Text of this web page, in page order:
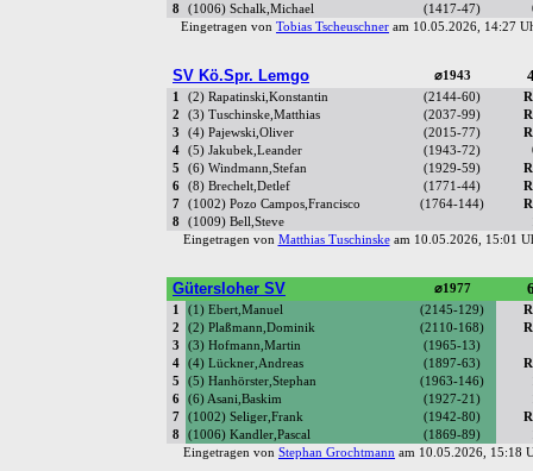
8
(1006) Schalk,Michael (1417-47)
Eingetragen von Tobias Tscheuschner am 10.05.2026, 14:27
SV Kö.Spr. Lemgo ⌀1943
1 (2) Rapatinski,Konstantin (2144-60)
2
(3) Tuschinske,Matthias (2037-99)
3
(4) Pajewski,Oliver (2015-77)
4
(5) Jakubek,Leander (1943-72)
5
(6) Windmann,Stefan (1929-59)
6
(8) Brechelt,Detlef (1771-44)
7
(1002) Pozo Campos,Francisco (1764-144)
8
(1009) Bell,Steve
Eingetragen von Matthias Tuschinskeam 10.05.2026, 15:01
Gütersloher SV ⌀1977
1 (1) Ebert,Manuel (2145-129)
2
(2) Plaßmann,Dominik (2110-168)
3
(3) Hofmann,Martin (1965-13)
4
(4) Lückner,Andreas (1897-63)
5
(5) Hanhörster,Stephan (1963-146)
6
(6) Asani,Baskim (1927-21)
7
(1002) Seliger,Frank (1942-80)
8
(1006) Kandler,Pascal (1869-89)
Eingetragen von Stephan Grochtmann am 10.05.2026,